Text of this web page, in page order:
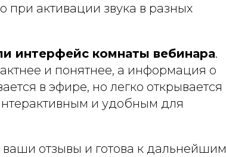
при активации звука в разных
интерфейс комнаты вебинара.
и понятнее, а информация о
в эфире, но легко открывается
и удобным для
отзывы и готова к дальнейшим